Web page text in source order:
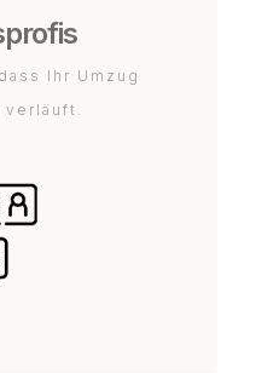
Ihr Umzug